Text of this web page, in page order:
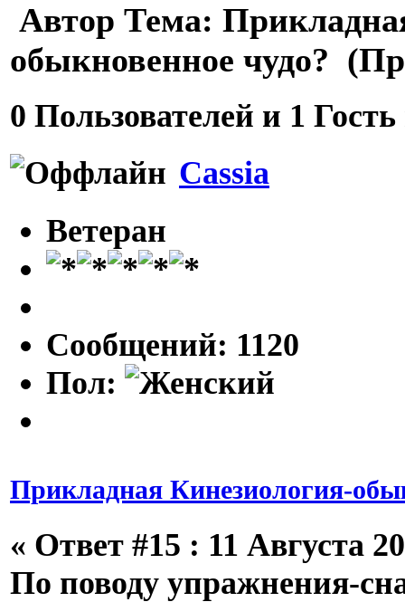
Автор Тема:
обыкновенное чудо?
0 Пользователей и 1
Cassia
Ветеран
Сообщений: 1120
Пол:
Прикладная Кинезиология-
« Ответ #15 : 11 Августа
По поводу упражнения-